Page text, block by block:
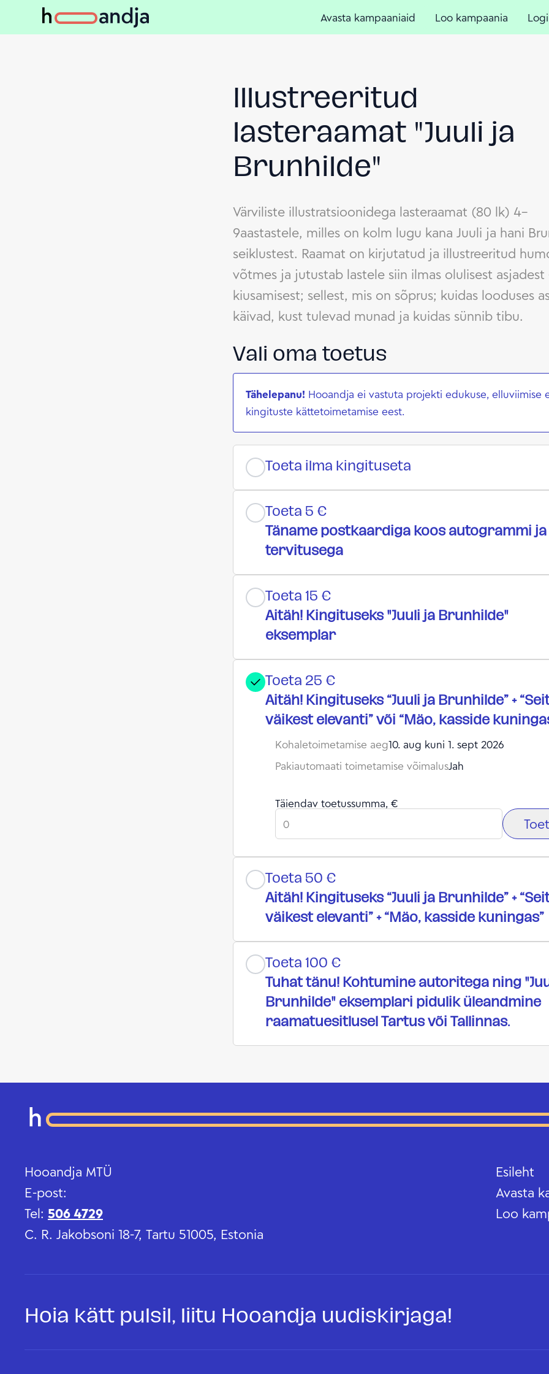
Avasta kampaaniaid Loo kampaania
Illustreeritud
lasteraamat "Juuli ja
Brunhilde"
Värviliste illustratsioonidega lasteraamat (80 lk) 4–
9aastastele, milles on kolm lugu kana Juuli ja hani
seiklustest. Raamat on kirjutatud ja illustreeritud
võtmes ja jutustab lastele siin ilmas olulisest asjadest
kiusamisest; sellest, mis on sõprus; kuidas looduses
käivad, kust tulevad munad ja kuidas sünnib tibu.
Vali oma toetus
Tähelepanu! Hooandja ei vastuta projekti edukuse, elluviimise
kingituste kättetoimetamise eest.
Toeta ilma kingituseta
Toeta 5 €
Täname postkaardiga koos autogrammi ja
tervitusega
Toeta 15 €
Aitäh! Kingituseks "Juuli ja Brunhilde"
eksemplar
Toeta 25 €
Aitäh! Kingituseks “Juuli ja Brunhilde” +
väikest elevanti” või “Mäo, kasside
Kohaletoimetamise aeg10. aug kuni 1. sept 2026
Pakiautomaati toimetamise võimalusJah
Täiendav toetussumma, €
Toeta 50 €
Aitäh! Kingituseks “Juuli ja Brunhilde” +
väikest elevanti” + “Mäo, kasside kuningas”
Toeta 100 €
Tuhat tänu! Kohtumine autoritega ning
Brunhilde" eksemplari pidulik üleandmine
raamatuesitlusel Tartus või Tallinnas.
Hooandja MTÜ
E-post:
Tel: 506 4729
C. R. Jakobsoni 18-7, Tartu 51005, Estonia
Esileht
Avasta
Loo
Hoia kätt pulsil, liitu Hooandja uudiskirjaga!